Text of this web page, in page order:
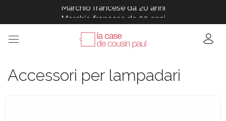
Marchio francese da 20 anni
Marchio francese da 20 anni
Marchio francese da 20 anni
Marchio francese da 20 anni
Accessori per lampadari